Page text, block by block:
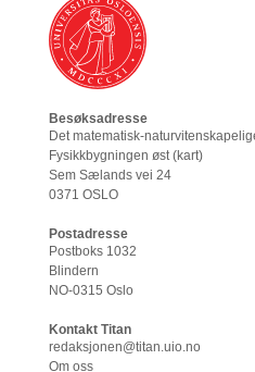
Besøksadresse
Det matematisk-
Fysikkbygningen øst (kart)
Sem Sælands vei 24
0371 OSLO
Postadresse
Postboks 1032
Blindern
NO-0315 Oslo
Kontakt Titan
redaksjonen@titan.uio.no
Om oss